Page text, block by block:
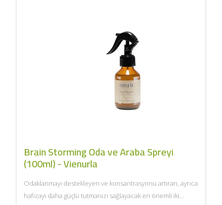
Brain Storming Oda ve Araba Spreyi
(100ml) - Vienurla
Odaklanmayı destekleyen ve konsantrasyonu artıran, ayrıca
hafızayı daha güçlü tutmanızı sağlayacak en önemli iki
SEPETE EKLE